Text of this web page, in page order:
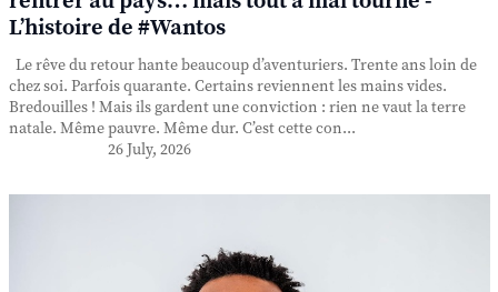
L’histoire de #Wantos
Le rêve du retour hante beaucoup d’aventuriers. Trente ans loin de
chez soi. Parfois quarante. Certains reviennent les mains vides.
Bredouilles ! Mais ils gardent une conviction : rien ne vaut la terre
natale. Même pauvre. Même dur. C’est cette con...
26 July, 2026